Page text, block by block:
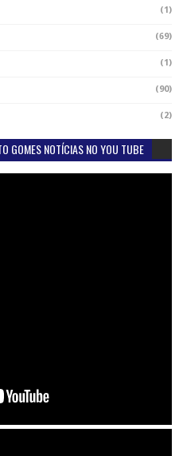
(1)
(69)
(1)
(90)
(2)
GOMES NOTÍCIAS NO YOU TUBE